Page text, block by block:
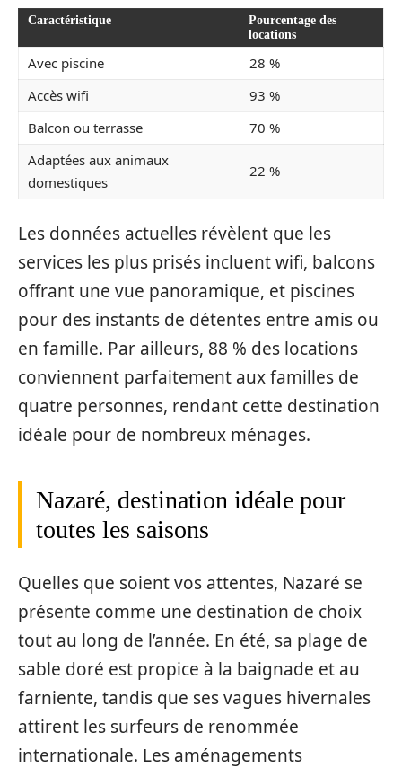
Caractéristique
Pourcentage des
locations
Avec piscine
28 %
Accès wifi
93 %
Balcon ou terrasse
70 %
Adaptées aux animaux
domestiques
22 %
Les données actuelles révèlent que les
services les plus prisés incluent wifi, balcons
offrant une vue panoramique, et piscines
pour des instants de détentes entre amis ou
en famille. Par ailleurs, 88 % des locations
conviennent parfaitement aux familles de
quatre personnes, rendant cette destination
idéale pour de nombreux ménages.
Nazaré, destination idéale pour
toutes les saisons
Quelles que soient vos attentes, Nazaré se
présente comme une destination de choix
tout au long de l’année. En été, sa plage de
sable doré est propice à la baignade et au
farniente, tandis que ses vagues hivernales
attirent les surfeurs de renommée
internationale. Les aménagements